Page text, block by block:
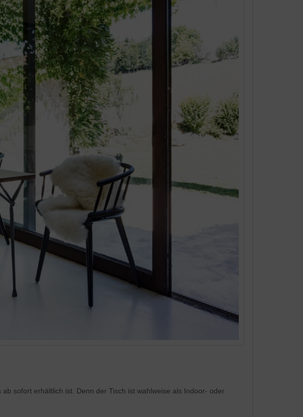
ab sofort erhältlich ist. Denn der Tisch ist wahlweise als Indoor- oder